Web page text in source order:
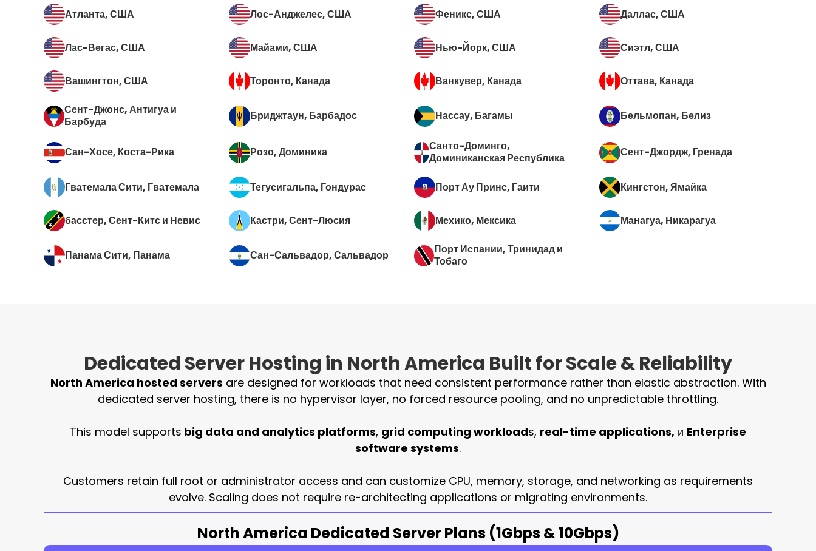
Атланта, США Лос-Анджелес, США Феникс, США Даллас, США
Лас-Вегас, США Майами, США Нью-Йорк, США Сиэтл, США
Вашингтон, США Торонто, Канада Ванкувер, Канада Оттава, Канада
Сент-Джонс, Антигуа и
Барбуда
Бриджтаун, Барбадос Нассау, Багамы Бельмопан, Белиз
Сан-Хосе, Коста-Рика Розо, Доминика Санто-Доминго,
Доминиканская Республика
Сент-Джордж, Гренада
Гватемала Сити, Гватемала Тегусигальпа, Гондурас Порт Ау Принс, Гаити Кингстон, Ямайка
басстер, Сент-Китс и Невис Кастри, Сент-Люсия Мехико, Мексика Манагуа, Никарагуа
Панама Сити, Панама Сан-Сальвадор, Сальвадор Порт Испании, Тринидад и
Тобаго
Dedicated Server Hosting in North America Built for Scale & Reliability
North America hosted servers are designed for workloads that need consistent performance rather than elastic abstraction. With
dedicated server hosting, there is no hypervisor layer, no forced resource pooling, and no unpredictable throttling.
This model supports big data and analytics platforms, grid computing workloads, real-time applications, и Enterprise
software systems.
Customers retain full root or administrator access and can customize CPU, memory, storage, and networking as requirements
evolve. Scaling does not require re-architecting applications or migrating environments.
North America Dedicated Server Plans (1Gbps & 10Gbps)